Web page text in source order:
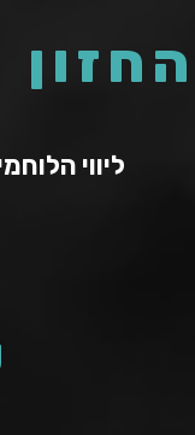
החזון
ליווי